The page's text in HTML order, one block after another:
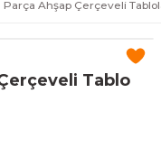
Parça Ahşap Çerçeveli
Tablo